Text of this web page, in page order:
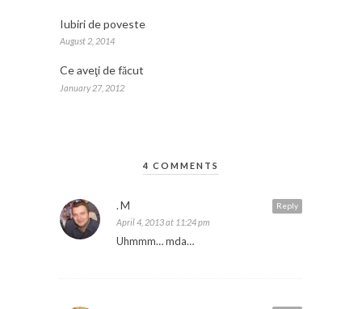
Iubiri de poveste
August 2, 2014
Ce aveţi de făcut
January 27, 2012
4 COMMENTS
Reply
.M
April 4, 2013 at 11:24 pm
Uhmmm… mda…